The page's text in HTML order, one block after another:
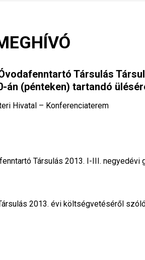
Társulás
án (pénteken) tartandó
Hivatal – Konferenciaterem
Társulás 2013. I-III. negyedévi
2013. évi költségvetéséről